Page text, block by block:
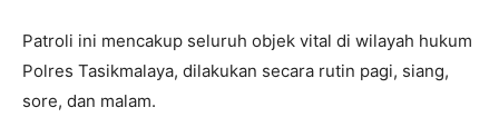
Patroli ini mencakup seluruh objek vital di wilayah hukum
Polres Tasikmalaya, dilakukan secara rutin pagi, siang,
sore, dan malam.